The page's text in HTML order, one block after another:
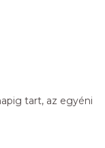
tart, az egyéni